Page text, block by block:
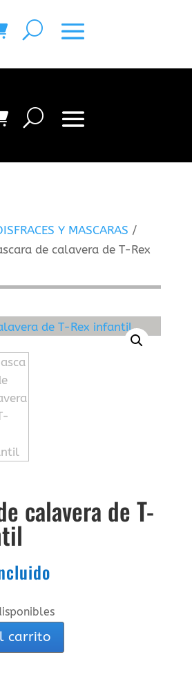
Y MASCARAS /
de calavera de T-Rex
calavera de T-
carrito